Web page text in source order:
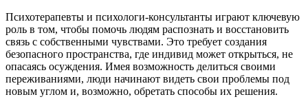
Психотерапевты и психологи-консультанты играют ключевую
роль в том, чтобы помочь людям распознать и восстановить
связь с собственными чувствами. Это требует создания
безопасного пространства, где индивид может открыться, не
опасаясь осуждения. Имея возможность делиться своими
переживаниями, люди начинают видеть свои проблемы под
новым углом и, возможно, обретать способы их решения.